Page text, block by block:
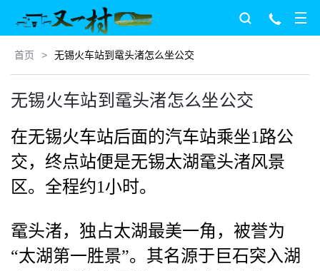
首页 > 无锡火车站到鼋头渚怎么坐公交
无锡火车站到鼋头渚怎么坐公交
在无锡火车站后面的汽车站乘坐1路公
交，终点站便是无锡太湖鼋头渚风景
区。全程约1小时。
鼋头渚，独占太湖最美一角，被誉为
“太湖第一胜景”。其名源于巨石突入湖